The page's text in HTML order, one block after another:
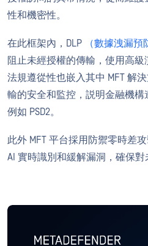
性和機密性。
在此框架內，DLP （數據洩漏預
阻止未經授權的傳輸，使用高級
法規遵從性也嵌入其中 MFT 解
輸的安全和監控，説明金融機構
例如 PSD2。
此外 MFT 平台採用防禦零時差
AI 實時識別和緩解漏洞，確保對